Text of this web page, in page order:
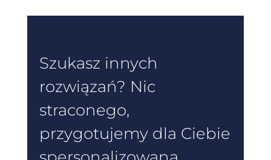
Szukasz innych
rozwiązań? Nic
straconego,
przygotujemy dla Ciebie